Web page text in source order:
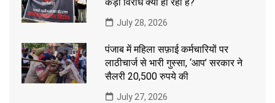
July 28, 2026
पंजाब में महिला सफ़ाई कर्मचारियों पर
लाठीचार्ज से भारी गुस्सा, ‘आप’ सरकार ने
सैलरी 20,500 रुपये की
July 27, 2026